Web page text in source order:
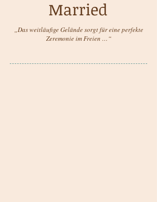
„Das weitläufige Gelände sorgt für eine perfekte
Zeremonie im Freien …“